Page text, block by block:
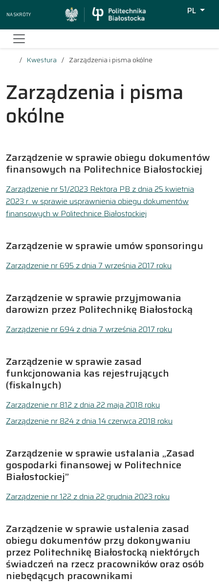
Na skróty
PL
Kwestura Zarządzenia i pisma okólne
Zarządzenia i pisma
okólne
Zarządzenie w sprawie obiegu dokumentów
finansowych na Politechnice Białostockiej
Zarządzenie nr 51/2023 Rektora PB z dnia 25 kwietnia
2023 r. w sprawie usprawnienia obiegu dokumentów
finansowych w Politechnice Białostockiej
Zarządzenie w sprawie umów sponsoringu
Zarządzenie nr 695 z dnia 7 września 2017 roku
Zarządzenie w sprawie przyjmowania
darowizn przez Politechnikę Białostocką
Zarządzenie nr 694 z dnia 7 września 2017 roku
Zarządzenie w sprawie zasad
funkcjonowania kas rejestrujących
(fiskalnych)
Zarządzenie nr 812 z dnia 22 maja 2018 roku
Zarządzenie nr 824 z dnia 14 czerwca 2018 roku
Zarządzenie w sprawie ustalania „Zasad
gospodarki finansowej w Politechnice
Białostockiej”
Zarządzenie nr 122 z dnia 22 grudnia 2023 roku
Zarządzenie w sprawie ustalenia zasad
obiegu dokumentów przy dokonywaniu
przez Politechnikę Białostocką niektórych
świadczeń na rzecz pracowników oraz osób
niebędących pracownikami